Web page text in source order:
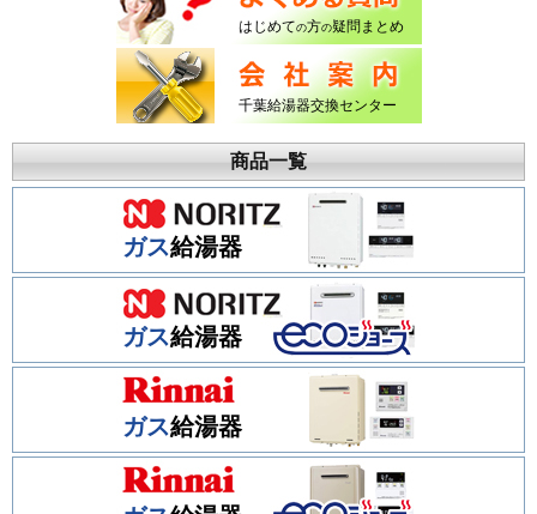
はじめての方の疑問まとめ
千葉給湯器交換センター
商品一覧
ガス給湯器
ガス給湯器
ガス給湯器